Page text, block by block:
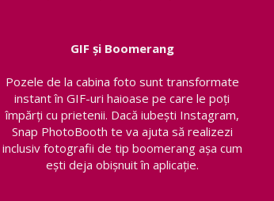
GIF și Boomerang
Pozele de la cabina foto sunt transformate
instant în GIF-uri haioase pe care le poți
împărți cu prietenii. Dacă iubești Instagram,
Snap PhotoBooth te va ajuta să realizezi
inclusiv fotografii de tip boomerang așa cum
ești deja obișnuit în aplicație.